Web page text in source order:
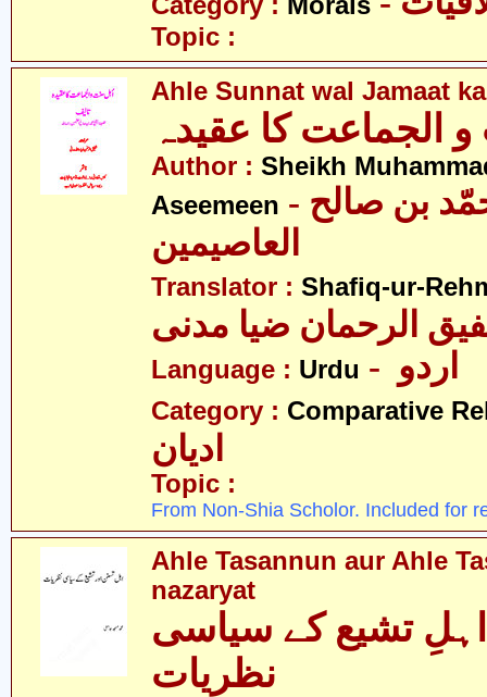
Topic :
Ahle Sunnat wal Jamaat
الجماعت کا عقیدہ
Author : Sheikh
Aseemeen - شیخ محمّد بن صالح
العاصیمین
Translator : Shafiq-ur-
Language : Urdu
Category : Comparative
ادیان
Topic :
From Non-Shia Scholor. Included for
Ahle Tasannun aur Ahle
nazaryat
تشیع کے سیاسی
نظریات